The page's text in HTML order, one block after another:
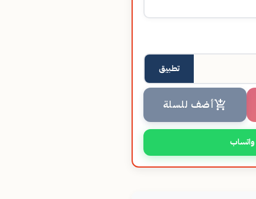
تطبيق
أضف للسلة
واتساب